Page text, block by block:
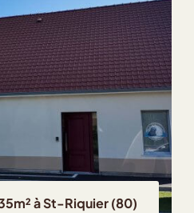
Chargement...
Plain-pied de 142m² à
Somme